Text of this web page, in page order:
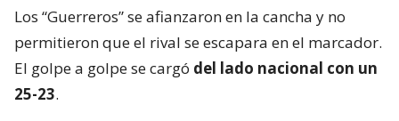
Los “Guerreros” se afianzaron en la cancha y no
permitieron que el rival se escapara en el marcador.
El golpe a golpe se cargó del lado nacional con un
25-23.